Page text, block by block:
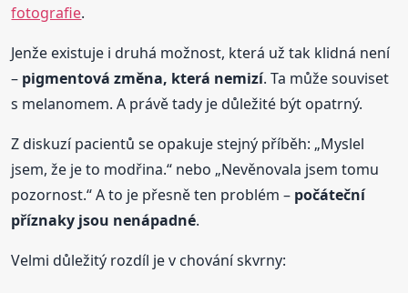
fotografie.
Jenže existuje i druhá možnost, která už tak klidná není
– pigmentová změna, která nemizí. Ta může souviset
s melanomem. A právě tady je důležité být opatrný.
Z diskuzí pacientů se opakuje stejný příběh: „Myslel
jsem, že je to modřina.“ nebo „Nevěnovala jsem tomu
pozornost.“ A to je přesně ten problém – počáteční
příznaky jsou nenápadné.
Velmi důležitý rozdíl je v chování skvrny: